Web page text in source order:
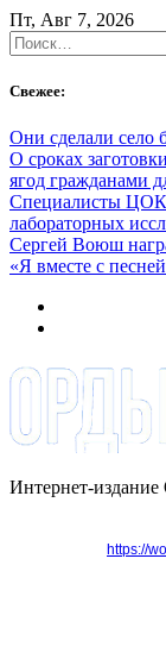
Skip
to
content
Пт, Авг 7, 2026
Найти:
Свежее:
Они сделали село
О сроках
ягод гражданами
Специалисты ЦОК
лабораторных
Сергей Воюш
«Я вместе с
Интернет-
https://